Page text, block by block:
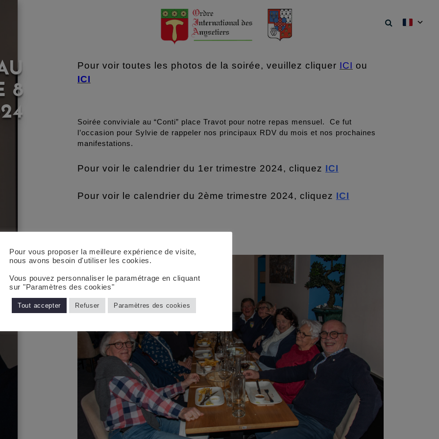
8
Pour voir toutes les photos de la soirée, veuillez cliquer ICI ou
ICI
Soirée conviviale au “Conti” place Travot pour notre repas mensuel. Ce fut
l’occasion pour Sylvie de rappeler nos principaux RDV du mois et nos prochaines
manifestations.
Pour voir le calendrier du 1er trimestre 2024, cliquez ICI
Pour voir le calendrier du 2ème trimestre 2024, cliquez ICI
Pour vous proposer la meilleure expérience de visite,
nous avons besoin d'utiliser les cookies.
Vous pouvez personnaliser le paramétrage en cliquant
sur "Paramètres des cookies"
Tout accepter Refuser Paramètres des cookies